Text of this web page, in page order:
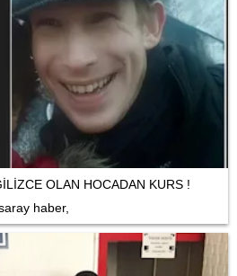
OLAN HOCADAN KURS !
haber,